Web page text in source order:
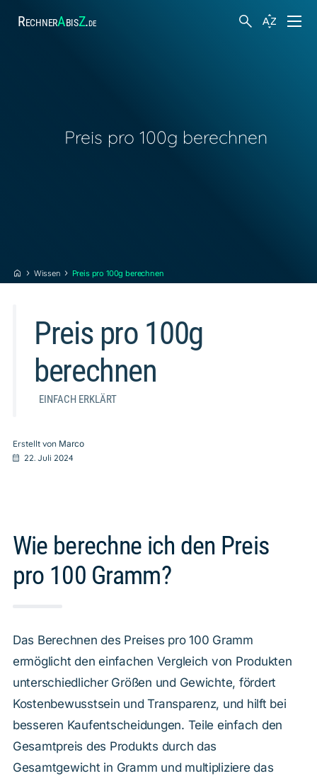
RechnerAbisZ.de
Hobby und Freizeit
Sonstiges
Wissen Preis pro 100g berechnen
Preis pro 100g berechnen
Preis pro 100g
berechnen
EINFACH ERKLÄRT
Erstellt von Marco
22. Juli 2024
Wie berechne ich den Preis
pro 100 Gramm?
Das Berechnen des Preises pro 100 Gramm
ermöglicht den einfachen Vergleich von Produkten
unterschiedlicher Größen und Gewichte, fördert
Kostenbewusstsein und Transparenz, und hilft bei
besseren Kaufentscheidungen. Teile einfach den
Gesamtpreis des Produkts durch das
Gesamtgewicht in Gramm und multipliziere das